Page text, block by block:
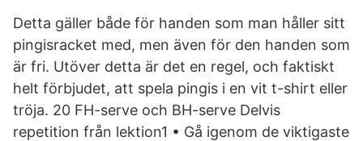
Detta gäller både för handen som man håller sitt
pingisracket med, men även för den handen som
är fri. Utöver detta är det en regel, och faktiskt
helt förbjudet, att spela pingis i en vit t-shirt eller
tröja. 20 FH-serve och BH-serve Delvis
repetition från lektion1 • Gå igenom de viktigaste